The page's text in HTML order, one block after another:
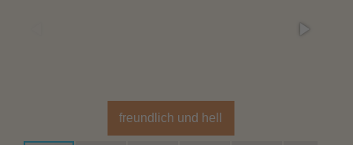
freundlich und hell